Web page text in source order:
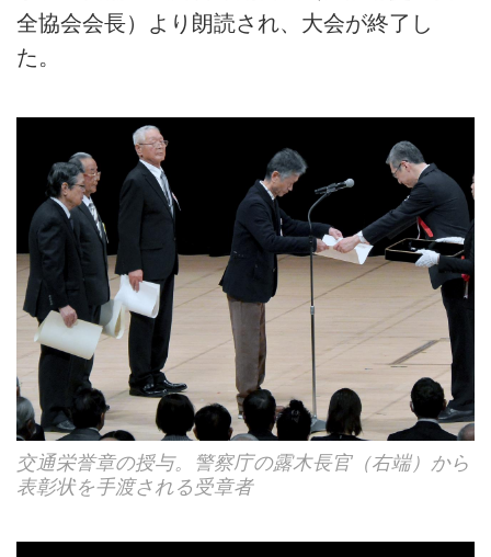
全協会会長）より朗読され、大会が終了し
た。
交通栄誉章の授与。警察庁の露木長官（右端）から
表彰状を手渡される受章者